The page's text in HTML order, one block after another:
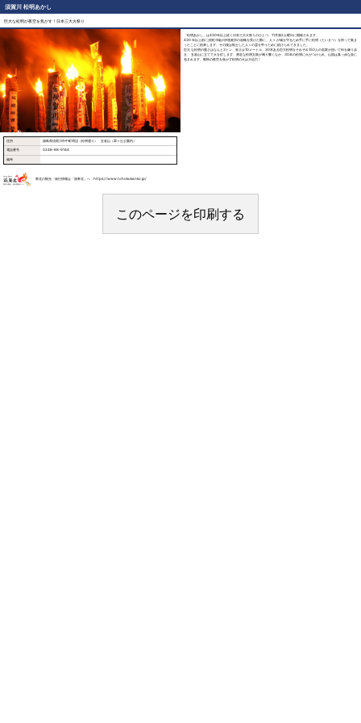
須賀川 松明あかし
巨大な松明が夜空を焦がす！日本三大火祭り
「松明あかし」は430年以上続く日本三大火祭りのひとつ。11月第2土曜日に開催されます。
430年以上前に須賀川城が伊達政宗の攻略を受けた際に、人々が城を守るため手に手に松明（たいまつ）を持って集ま
ったことに由来します。その後は戦士した人々の霊を弔うために続けられてきました。
巨大な松明の重さはなんと3トン、長さは10メートル。30本ある巨大松明をそれぞれ150人の若衆が担いて街を練り歩
き、五老山に立てて火を灯します。勇壮な松明太鼓が鳴り響くなか、30本の松明に火がつけられ、山肌は真っ赤な炎に
包まれます。晩秋の夜空を焦がす松明の火は大迫力！
住所 福島県須賀川市中町周辺（松明通り） 五老山（翠ヶ丘公園内）
電話番号 0248-88-9144
備考
東北の観光・旅行情報は「旅東北」へ https://www.tohokukanko.jp/
このページを印刷する